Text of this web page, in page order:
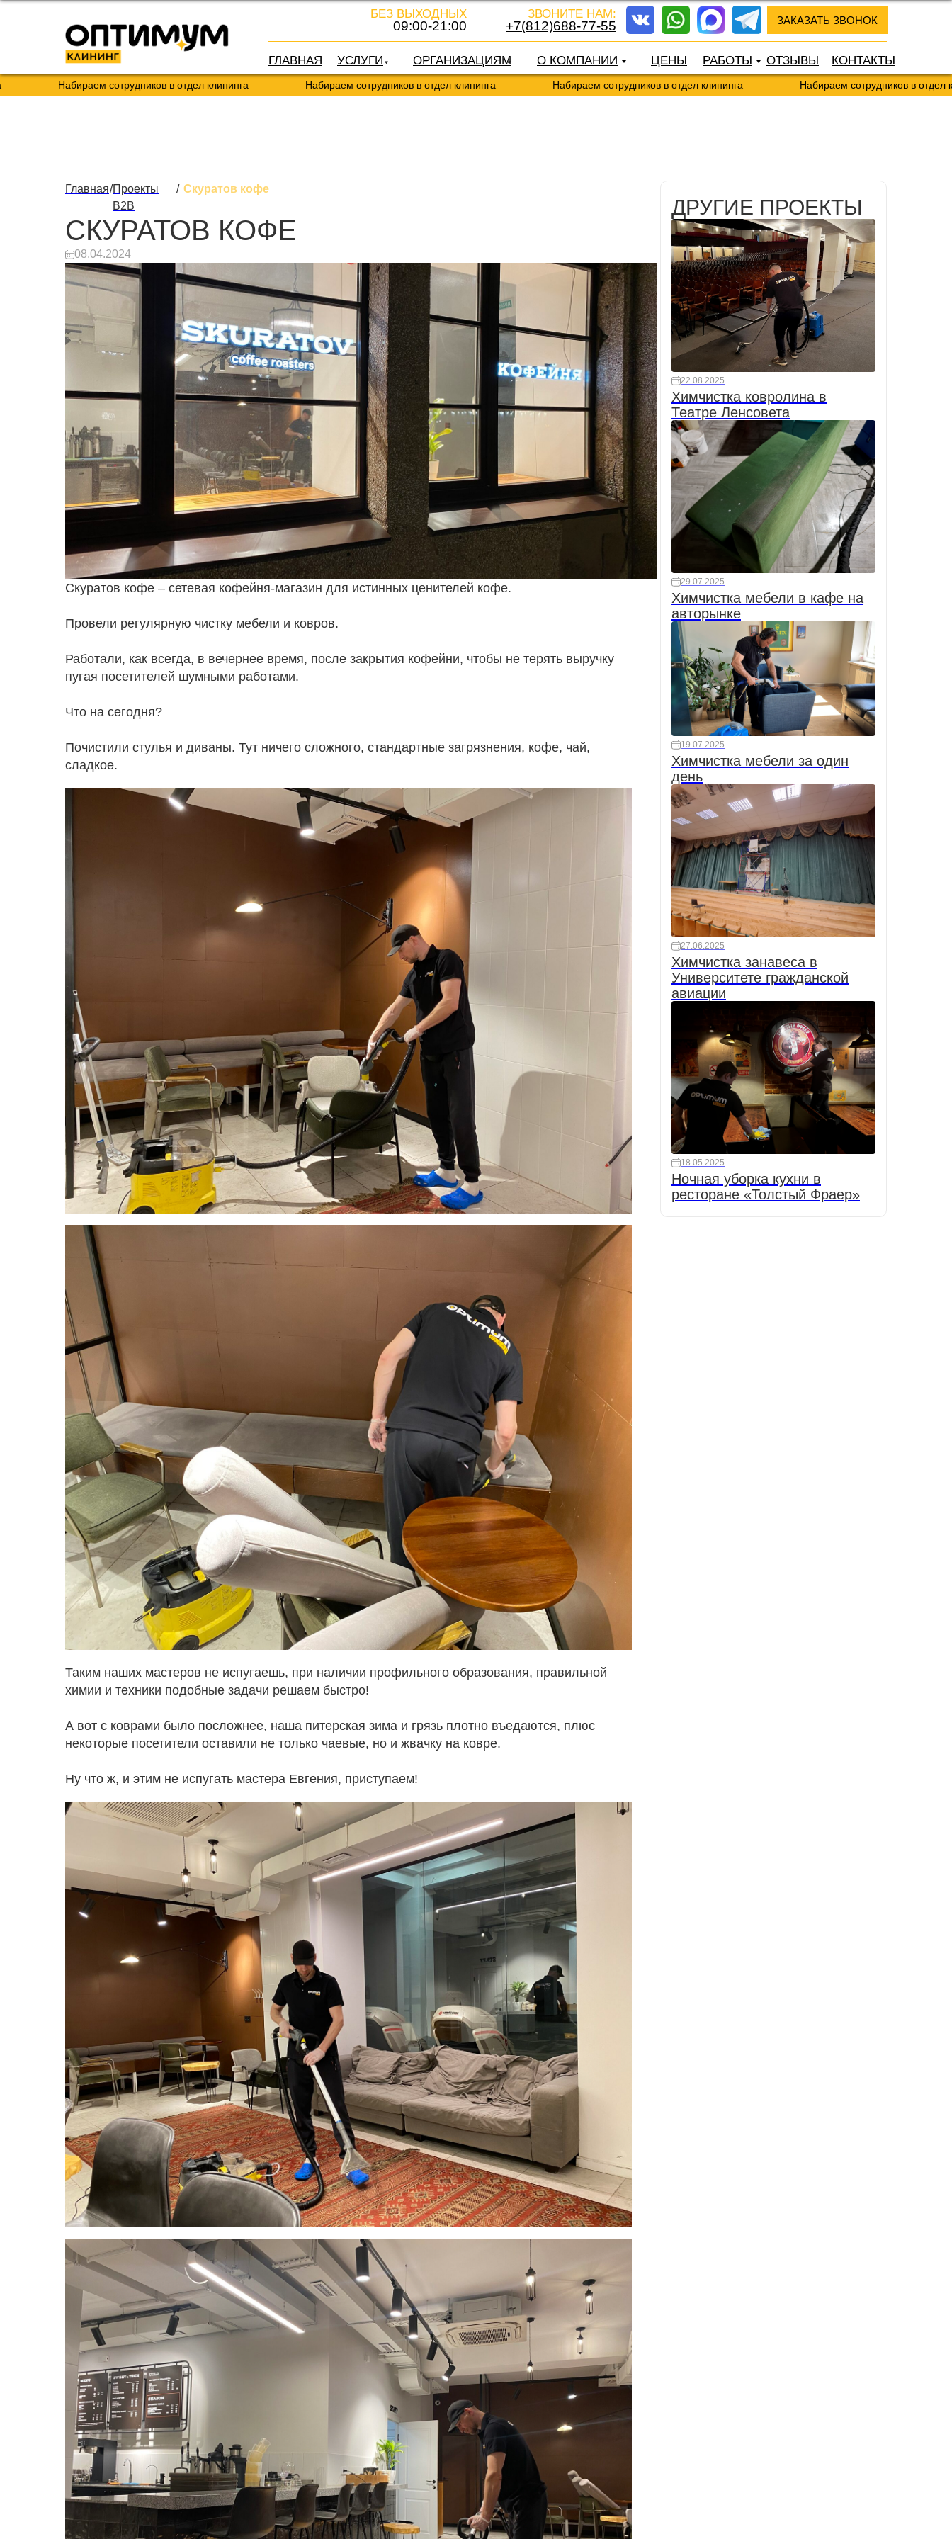
УСЛУГИ
ЗАКАЗАТЬ ЗВОНОК
ГЛАВНАЯ ОРГАНИЗАЦИЯМ ЦЕНЫ РАБОТЫ КОНТАКТЫ
О КОМПАНИИ ОТЗЫВЫ
ЗВОНИТЕ НАМ:
+7(812)688-77-55
БЕЗ ВЫХОДНЫХ
09:00-21:00
сотрудников в отдел клининга Набираем сотрудников в отдел клининга Набираем сотрудников в отдел клининга Набираем сотрудников в отдел клининга
Главная/Проекты
B2B
/ Скуратов кофе
СКУРАТОВ КОФЕ
08.04.2024
Скуратов кофе – сетевая кофейня-магазин для истинных ценителей кофе.
Провели регулярную чистку мебели и ковров.
Работали, как всегда, в вечернее время, после закрытия кофейни, чтобы не терять выручку
пугая посетителей шумными работами.
Что на сегодня?
Почистили стулья и диваны. Тут ничего сложного, стандартные загрязнения, кофе, чай,
сладкое.
Таким наших мастеров не испугаешь, при наличии профильного образования, правильной
химии и техники подобные задачи решаем быстро!
А вот с коврами было посложнее, наша питерская зима и грязь плотно въедаются, плюс
некоторые посетители оставили не только чаевые, но и жвачку на ковре.
Ну что ж, и этим не испугать мастера Евгения, приступаем!
ДРУГИЕ ПРОЕКТЫ
22.08.2025
Химчистка ковролина в
Театре Ленсовета
29.07.2025
Химчистка мебели в кафе на
авторынке
19.07.2025
Химчистка мебели за один
день
27.06.2025
Химчистка занавеса в
Университете гражданской
авиации
18.05.2025
Ночная уборка кухни в
ресторане «Толстый Фраер»